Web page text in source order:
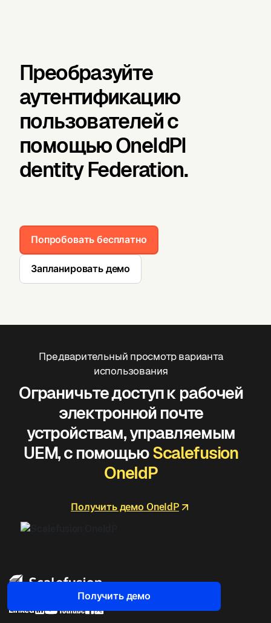
Преобразуйте
аутентификацию
пользователей с
помощью OneIdPI
dentity Federation.
Попробовать бесплатно
Запланировать демо
Предварительный просмотр варианта
использования
Ограничьте доступ к рабочей
электронной почте
устройствам, управляемым
UEM, с помощьюScalefusion
OneIdP
Получить демо OneIdP
Получить демо